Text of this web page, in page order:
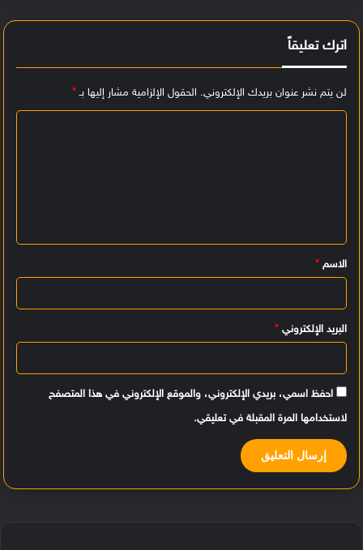
اترك تعليقاً
لن يتم نشر عنوان بريدك الإلكتروني. الحقول الإلزامية مشار إليها بـ*
ي
ق
الاسم *
البريد الإلكتروني *
احفظ اسمي، بريدي الإلكتروني، والموقع الإلكتروني في هذا المتصفح
لاستخدامها المرة المقبلة في تعليقي.